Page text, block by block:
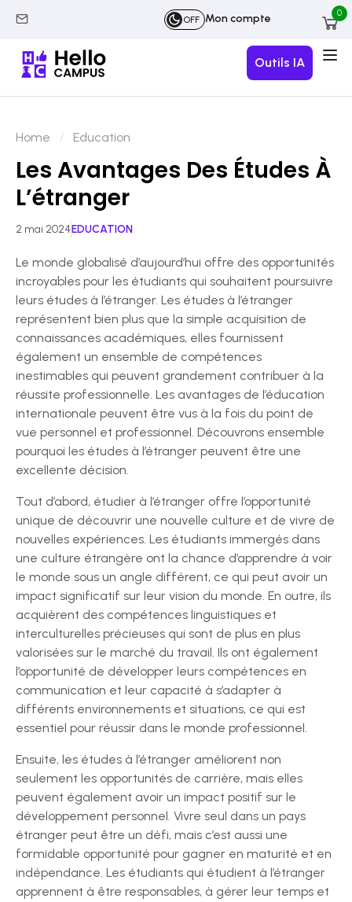
OFF Mon compte 0
Outils IA
Home Education
Les Avantages Des Études À
L’étranger
2 mai 2024EDUCATION
Le monde globalisé d’aujourd’hui offre des opportunités
incroyables pour les étudiants qui souhaitent poursuivre
leurs études à l’étranger. Les études à l’étranger
représentent bien plus que la simple acquisition de
connaissances académiques, elles fournissent
également un ensemble de compétences
inestimables qui peuvent grandement contribuer à la
réussite professionnelle. Les avantages de l’éducation
internationale peuvent être vus à la fois du point de
vue personnel et professionnel. Découvrons ensemble
pourquoi les études à l’étranger peuvent être une
excellente décision.
Tout d’abord, étudier à l’étranger offre l’opportunité
unique de découvrir une nouvelle culture et de vivre de
nouvelles expériences. Les étudiants immergés dans
une culture étrangère ont la chance d’apprendre à voir
le monde sous un angle différent, ce qui peut avoir un
impact significatif sur leur vision du monde. En outre, ils
acquièrent des compétences linguistiques et
interculturelles précieuses qui sont de plus en plus
valorisées sur le marché du travail. Ils ont également
l’opportunité de développer leurs compétences en
communication et leur capacité à s’adapter à
différents environnements et situations, ce qui est
essentiel pour réussir dans le monde professionnel.
Ensuite, les études à l’étranger améliorent non
seulement les opportunités de carrière, mais elles
peuvent également avoir un impact positif sur le
développement personnel. Vivre seul dans un pays
étranger peut être un défi, mais c’est aussi une
formidable opportunité pour gagner en maturité et en
indépendance. Les étudiants qui étudient à l’étranger
apprennent à être responsables, à gérer leur temps et